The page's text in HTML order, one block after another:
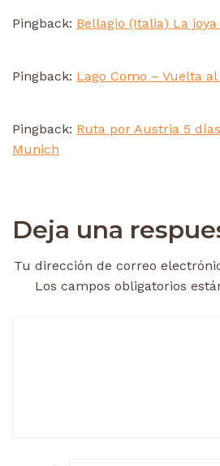
Pingback: Bellagio (Italia) La
Pingback: Lago Como – Vuelta
Pingback: Ruta por Austria 5
Munich
Deja una
Tu dirección de correo
Los campos obligatorios